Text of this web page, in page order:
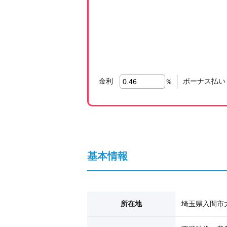
金利 ％ ボーナス払い
基本情報
所在地 埼玉県入間市